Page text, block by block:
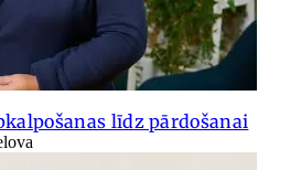
līdz pārdošanai